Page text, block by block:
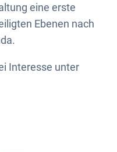
eine erste
Ebenen nach
Interesse unter